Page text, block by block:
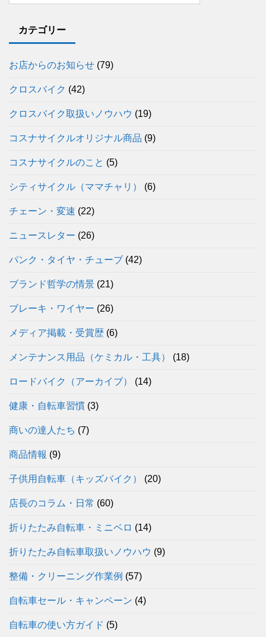
カテゴリー
お店からのお知らせ (79)
クロスバイク (42)
クロスバイク取扱いノウハウ (19)
コスナサイクルオリジナル商品 (9)
コスナサイクルのこと (5)
シティサイクル（ママチャリ） (6)
チェーン・変速 (22)
ニュースレター (26)
パンク・タイヤ・チューブ (42)
ブランド哲学の情景 (21)
ブレーキ・ワイヤー (26)
メディア掲載・受賞歴 (6)
メンテナンス用品（ケミカル・工具） (18)
ロードバイク（アーカイブ） (14)
健康・自転車習慣 (3)
商いの達人たち (7)
商品情報 (9)
子供用自転車（キッズバイク） (20)
店長のコラム・日常 (60)
折りたたみ自転車・ミニベロ (14)
折りたたみ自転車取扱いノウハウ (9)
整備・クリーニング作業例 (57)
自転車セール・キャンペーン (4)
自転車の使い方ガイド (5)